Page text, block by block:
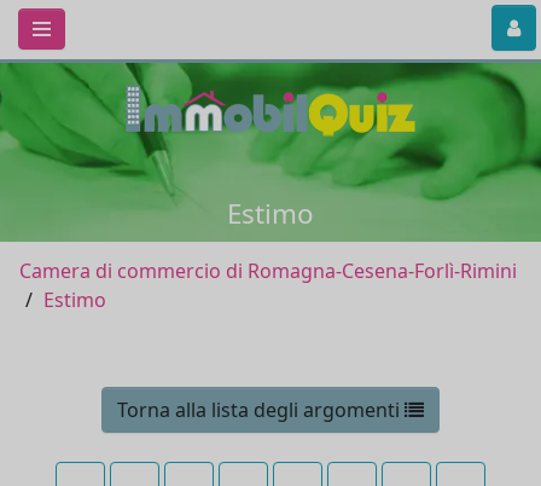
Estimo
Camera di commercio di Romagna-Cesena-Forlì-Rimini
Estimo
Torna alla lista degli argomenti